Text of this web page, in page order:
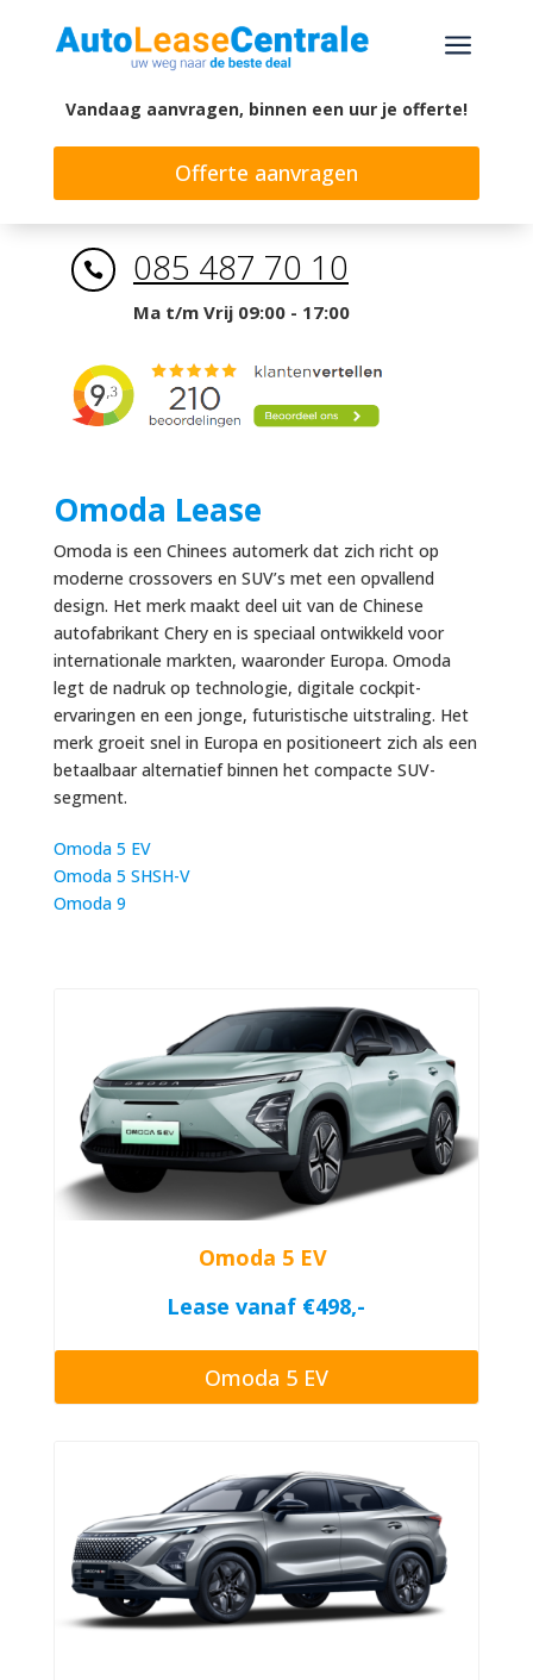
a
Vandaag aanvragen, binnen een uur je offerte!
Offerte aanvragen
 085 487 70 10
Ma t/m Vrij 09:00 - 17:00
Omoda Lease
Omoda is een Chinees automerk dat zich richt op
moderne crossovers en SUV’s met een opvallend
design. Het merk maakt deel uit van de Chinese
autofabrikant Cheryen is speciaal ontwikkeld voor
internationale markten, waaronder Europa. Omoda
legt de nadruk op technologie, digitale cockpit-
ervaringen en een jonge, futuristische uitstraling. Het
merk groeit snel in Europa en positioneert zich als een
betaalbaar alternatief binnen het compacte SUV-
segment.
Omoda 5 EV
Omoda 5 SHSH-V
Omoda 9
Omoda 5 EV
Lease vanaf €498,-
Omoda 5 EV